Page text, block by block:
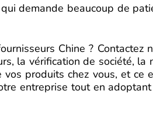
demande beaucoup de
Chine ? Contactez
la vérification de société, la
produits chez vous, et ce
entreprise tout en